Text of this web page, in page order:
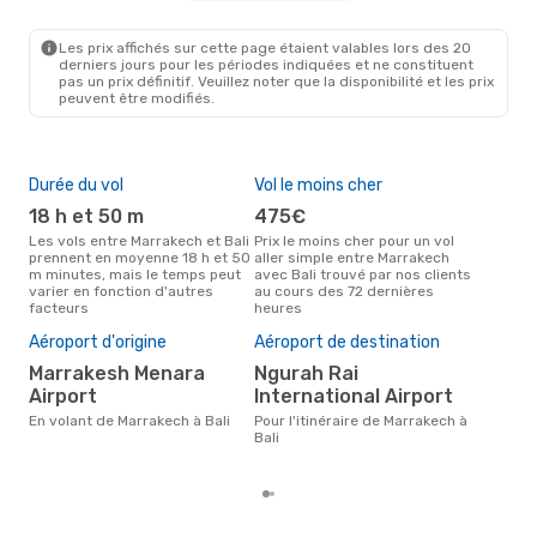
Les prix affichés sur cette page étaient valables lors des 20
derniers jours pour les périodes indiquées et ne constituent
pas un prix définitif. Veuillez noter que la disponibilité et les prix
peuvent être modifiés.
Durée du vol
18 h et 50 m
Les vols entre Marrakech et Bali
prennent en moyenne 18 h et 50
m minutes, mais le temps peut
varier en fonction d'autres
facteurs
Vol le moins cher
475€
Prix le moins cher pour un vol
aller simple entre Marrakech
avec Bali trouvé par nos clients
au cours des 72 dernières
heures
Aéroport d'origine
Marrakesh Menara
Airport
En volant de Marrakech à Bali
Aéroport de destination
Ngurah Rai
International Airport
Pour l'itinéraire de Marrakech à
Bali